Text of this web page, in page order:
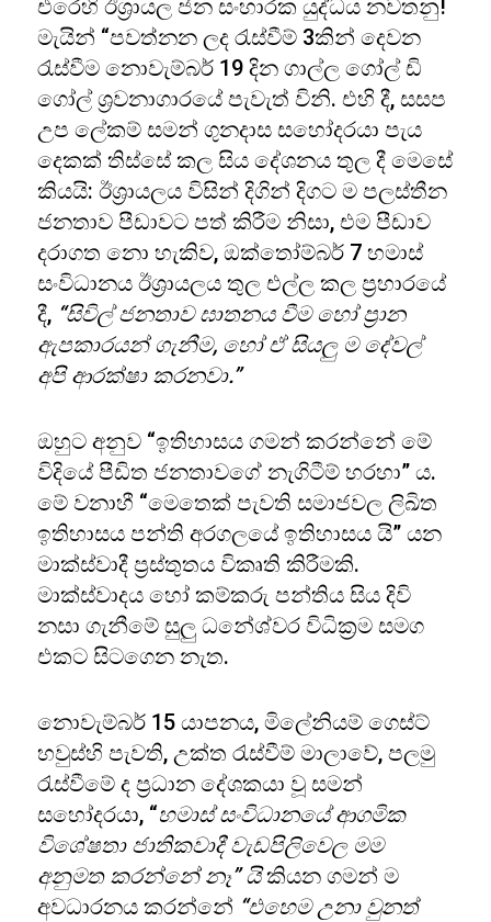
එරෙහි ඊශ්‍රායල ජන සංහාරක යුද්ධය නවතනු!
මැයින් “පවත්නන ලද රැස්වීම් 3කින් දෙවන
රැස්වීම නොවැම්බර් 19 දින ගාල්ල ගෝල් ඩි
ගෝල් ශ්‍රවනාගාරයේ පැවැත් විනි. එහි දී, සසප
උප ලේකම් සමන් ගුනදාස සහෝදරයා පැය
දෙකක් තිස්සේ කල සිය දේශනය තුල දී මෙසේ
කියයි: ඊශ්‍රායලය විසින් දිගින් දිගට ම පලස්තීන
ජනතාව පීඩාවට පත් කිරීම නිසා, එම පීඩාව
දරාගත නො හැකිව, ඔක්තෝම්බර් 7 හමාස්
සංවිධානය ඊශ්‍රායලය තුල එල්ල කල ප්‍රහාරයේ
දී, “සිවිල් ජනතාව ඝාතනය වීම හෝ ප්‍රාන
ඇපකාරයන් ගැනීම, හෝ ඒ සියලු ම දේවල්
අපි ආරක්ෂා කරනවා.”
ඔහුට අනුව “ඉතිහාසය ගමන් කරන්නේ මේ
විදියේ පීඩිත ජනතාවගේ නැගිටීම් හරහා” ය.
මේ වනාහී “මෙතෙක් පැවති සමාජවල ලිඛිත
ඉතිහාසය පන්ති අරගලයේ ඉතිහාසය යි” යන
මාක්ස්වාදී ප්‍රස්තුතය විකෘති කිරීමකි.
මාක්ස්වාදය හෝ කම්කරු පන්තිය සිය දිවි
නසා ගැනීමේ සුලු ධනේශ්වර විධික්‍රම සමග
එකට සිටගෙන නැත.
නොවැම්බර් 15 යාපනය, මිලේනියම් ගෙස්ට්
හවුස්හි පැවති, උක්ත රැස්වීම් මාලාවේ, පලමු
රැස්වීමේ ද ප්‍රධාන දේශකයා වූ සමන්
සහෝදරයා, “හමාස් සංවිධානයේ ආගමික
විශේෂතා ජාතිකවාදී වැඩපිලිවෙල මම
අනුමත කරන්නේ නෑ” යිකියන ගමන් ම
අවධාරනය කරන්නේ “එහෙම උනා වුනත්